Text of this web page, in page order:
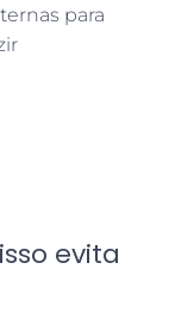
para
evita